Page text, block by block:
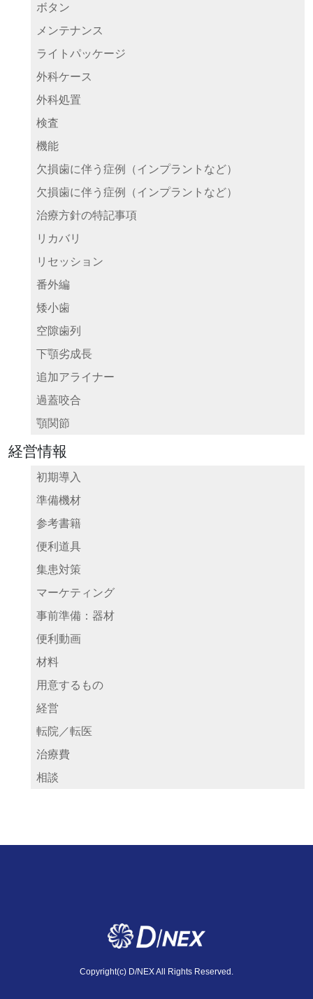
ボタン
メンテナンス
ライトパッケージ
外科ケース
外科処置
検査
機能
欠損歯に伴う症例（インプラントなど）
欠損歯に伴う症例（インプラントなど）
治療方針の特記事項
リカバリ
リセッション
番外編
矮小歯
空隙歯列
下顎劣成長
追加アライナー
過蓋咬合
顎関節
経営情報
初期導入
準備機材
参考書籍
便利道具
集患対策
マーケティング
事前準備：器材
便利動画
材料
用意するもの
経営
転院／転医
治療費
相談
Copyright(c) D/NEX All Rights Reserved.